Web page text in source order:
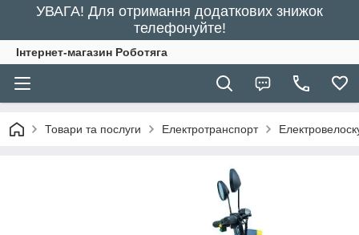
УВАГА! Для отримання додаткових знижок
телефонуйте!
Інтернет-магазин Роботяга
Товари та послуги Електротранспорт